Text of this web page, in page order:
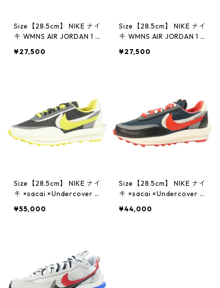
Size【28.5cm】 NIKE ナイ
キ WMNS AIR JORDAN 1 R
D4810-061 スニーカー 赤
¥27,500
Size【28.5cm】 NIKE ナイ
キ WMNS AIR JORDAN 1 R
D4810-061 スニーカー 赤
¥27,500
Size【28.5cm】 NIKE ナイ
キ ×sacai ×Undercover L
01スニーカー 黄 【新古
¥55,000
Size【28.5cm】 NIKE ナイ
キ ×sacai ×Undercover L
00 スニーカー 赤 【新古
¥44,000